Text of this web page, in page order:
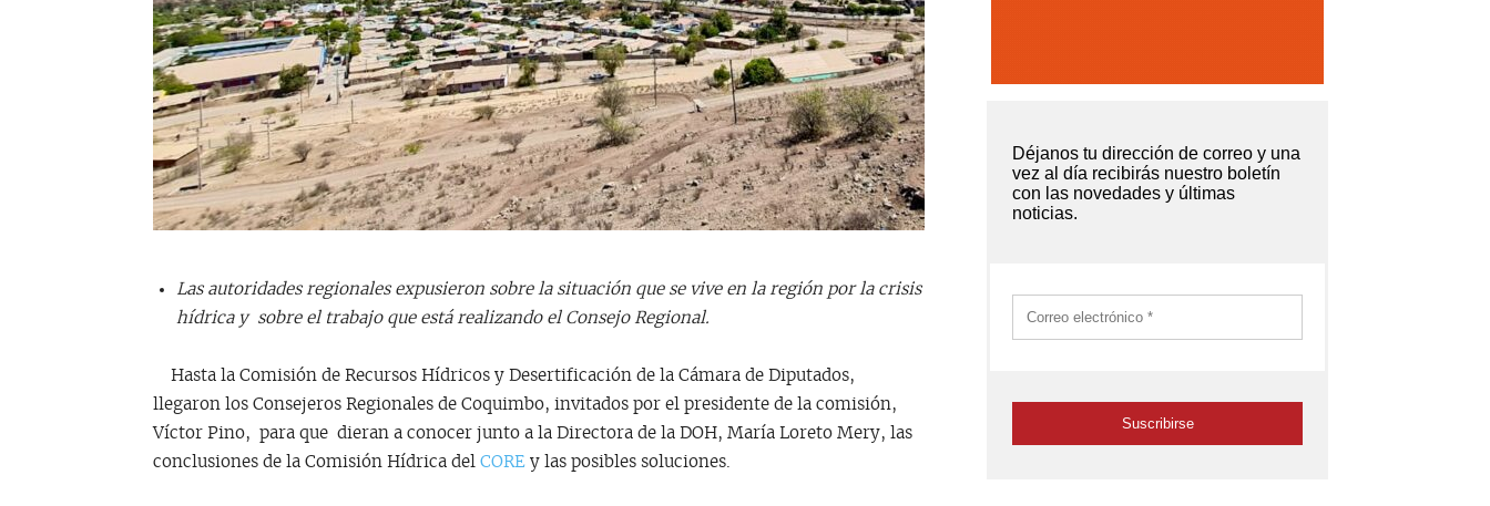
Las autoridades regionales expusieron sobre la situación que se vive en la región por la crisis
hídrica y sobre el trabajo que está realizando el Consejo Regional.
Hasta la Comisión de Recursos Hídricos y Desertificación de la Cámara de Diputados,
llegaron los Consejeros Regionales de Coquimbo, invitados por el presidente de la comisión,
Víctor Pino, para que dieran a conocer junto a la Directora de la DOH, María Loreto Mery, las
conclusiones de la Comisión Hídrica del CORE y las posibles soluciones.